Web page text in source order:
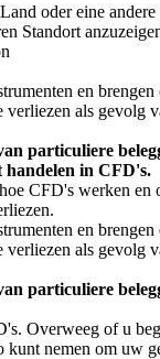
oder eine
Standort
en brengen
verliezen als gevolg
particuliere
handelen in CFD's.
CFD's werken en
en brengen
verliezen als gevolg
particuliere
Overweeg of u
kunt nemen om uw